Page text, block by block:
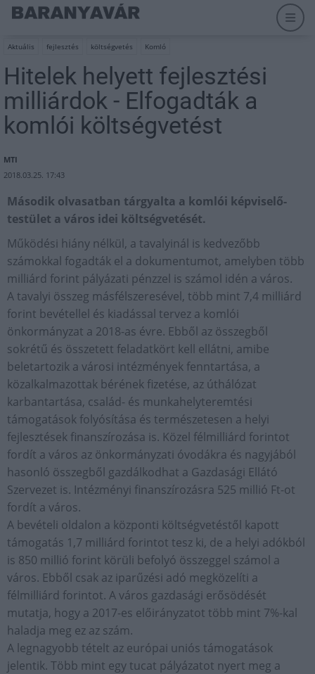
Aktuális fejlesztés költségvetés Komló
Hitelek helyett fejlesztési
milliárdok - Elfogadták a
komlói költségvetést
MTI
2018.03.25. 17:43
Második olvasatban tárgyalta a komlói képviselő-
testület a város idei költségvetését.
Működési hiány nélkül, a tavalyinál is kedvezőbb
számokkal fogadták el a dokumentumot, amelyben több
milliárd forint pályázati pénzzel is számol idén a város.
A tavalyi összeg másfélszeresével, több mint 7,4 milliárd
forint bevétellel és kiadással tervez a komlói
önkormányzat a 2018-as évre. Ebből az összegből
sokrétű és összetett feladatkört kell ellátni, amibe
beletartozik a városi intézmények fenntartása, a
közalkalmazottak bérének fizetése, az úthálózat
karbantartása, család- és munkahelyteremtési
támogatások folyósítása és természetesen a helyi
fejlesztések finanszírozása is. Közel félmilliárd forintot
fordít a város az önkormányzati óvodákra és nagyjából
hasonló összegből gazdálkodhat a Gazdasági Ellátó
Szervezet is. Intézményi finanszírozásra 525 millió Ft-ot
fordít a város.
A bevételi oldalon a központi költségvetéstől kapott
támogatás 1,7 milliárd forintot tesz ki, de a helyi adókból
is 850 millió forint körüli befolyó összeggel számol a
város. Ebből csak az iparűzési adó megközelíti a
félmilliárd forintot. A város gazdasági erősödését
mutatja, hogy a 2017-es előirányzatot több mint 7%-kal
haladja meg ez az szám.
A legnagyobb tételt az európai uniós támogatások
jelentik. Több mint egy tucat pályázatot nyert meg a